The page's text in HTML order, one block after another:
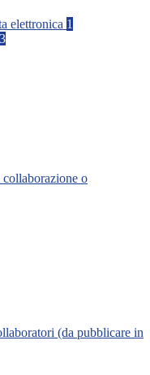
elettronica 1
o
(da pubblicare in